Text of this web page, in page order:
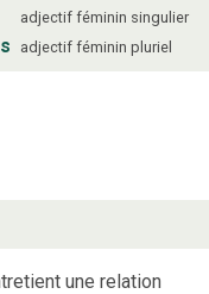
adjectif féminin singulier
adjectif féminin pluriel
une relation